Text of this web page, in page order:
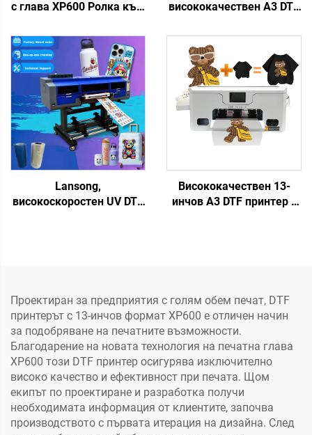
с глава XP600 Ролка към
върху тениски DIY
Розови комплекти DTF за
термопренос върху
дрехи
висококачествен A3 DTF
глава Автоматична
машина за трансфер на
тениски 1 година
гаранция за малък
бизнес
Lansong,
високоскоростен UV DTF
Висококачествен 13-
инчов A3 DTF принтер с
Проектиран за предприятия с голям обем печат, DTF
принтерът с 13-инчов формат XP600 е отличен начин
за подобряване на печатните възможности.
Благодарение на новата технология на печатна глава
XP600 този DTF принтер осигурява изключително
високо качество и ефективност при печата. Щом
екипът по проектиране и разработка получи
необходимата информация от клиентите, започва
производството с първата итерация на дизайна. След